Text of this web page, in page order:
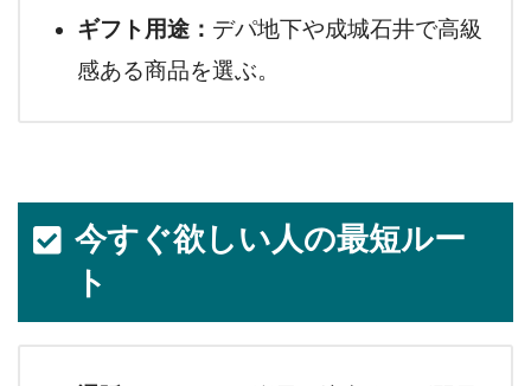
ギフト用途： デパ地下や成城石井で高級
感ある商品を選ぶ。
今すぐ欲しい人の最短ルー
ト